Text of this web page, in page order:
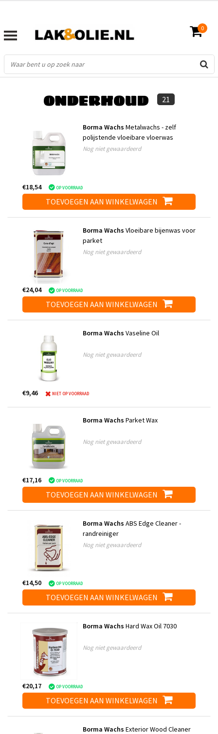
0
ONDERHOUD 21
Borma Wachs Metalwachs - zelf
polijstende vloeibare vloerwas
Nog niet gewaardeerd
€18,54 OP VOORRAAD
TOEVOEGEN AAN WINKELWAGEN
Borma Wachs Vloeibare bijenwas voor
parket
Nog niet gewaardeerd
€24,04 OP VOORRAAD
TOEVOEGEN AAN WINKELWAGEN
Borma Wachs Vaseline Oil
Nog niet gewaardeerd
€9,46 NIET OP VOORRAAD
Borma Wachs Parket Wax
Nog niet gewaardeerd
€17,16 OP VOORRAAD
TOEVOEGEN AAN WINKELWAGEN
Borma Wachs ABS Edge Cleaner -
randreiniger
Nog niet gewaardeerd
€14,50 OP VOORRAAD
TOEVOEGEN AAN WINKELWAGEN
Borma Wachs Hard Wax Oil 7030
Nog niet gewaardeerd
€20,17 OP VOORRAAD
TOEVOEGEN AAN WINKELWAGEN
Borma Wachs Exterior Wood Cleaner